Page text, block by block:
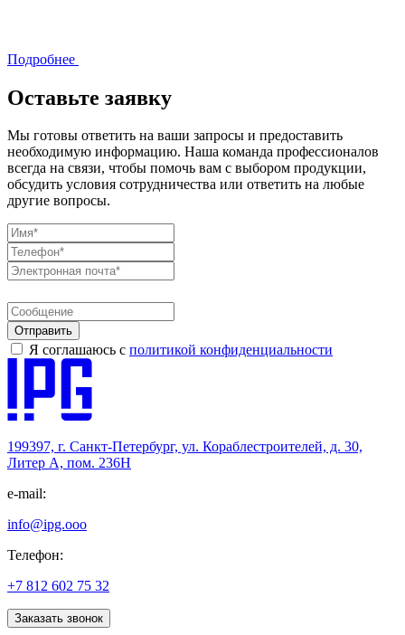
Подробнее
Оставьте заявку
Мы готовы ответить на ваши запросы и предоставить
необходимую информацию. Наша команда профессионалов
всегда на связи, чтобы помочь вам с выбором продукции,
обсудить условия сотрудничества или ответить на любые
другие вопросы.
Отправить
Я соглашаюсь с политикой конфиденциальности
199397, г. Санкт-Петербург, ул. Кораблестроителей, д. 30,
Литер А, пом. 236Н
e-mail:
info@ipg.ooo
Телефон:
+7 812 602 75 32
Заказать звонок